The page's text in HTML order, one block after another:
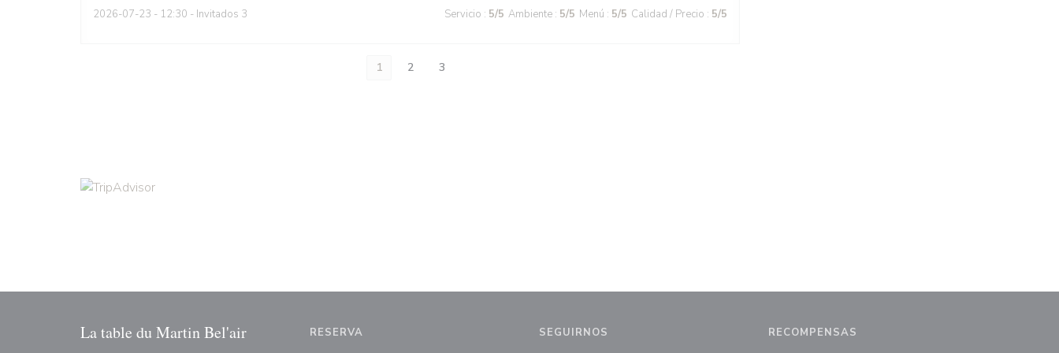
2026-07-23 - 12:30 - Invitados 3 Servicio : 5/5 Ambiente : 5/5 Menú : 5/5 Calidad / Precio : 5/5
1 2 3
La table du Martin Bel'air RESERVA SEGUIRNOS RECOMPENSAS